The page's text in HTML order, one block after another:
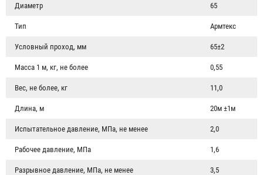
Диаметр 65
Тип Армтекс
Условный проход, мм 65±2
Масса 1 м, кг, не более 0,55
Вес, не более, кг 11,0
Длина, м 20м ±1м
Испытательное давление, МПа, не менее 2,0
Рабочее давление, МПа 1,6
Разрывное давление, МПа, не менее 3,5